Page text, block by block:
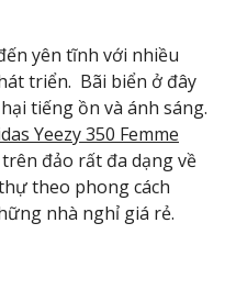
yên tĩnh với nhiều
triển. Bãi biển ở đây
tiếng ồn và ánh sáng.
Yeezy 350 Femme
trên đảo rất đa dạng về
theo phong cách
nhà nghỉ giá rẻ.